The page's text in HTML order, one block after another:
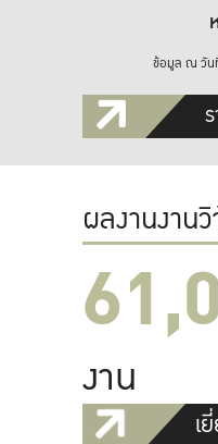
ข้อมูล ณ วัน
ผลงานงาน
งาน
เ